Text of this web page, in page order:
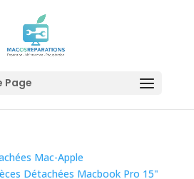
Page
Mac-Apple
Détachées Macbook Pro 15"